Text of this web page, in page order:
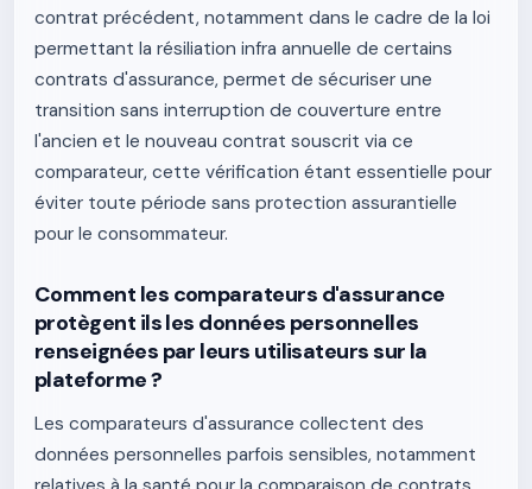
contrat précédent, notamment dans le cadre de la loi
permettant la résiliation infra annuelle de certains
contrats d'assurance, permet de sécuriser une
transition sans interruption de couverture entre
l'ancien et le nouveau contrat souscrit via ce
comparateur, cette vérification étant essentielle pour
éviter toute période sans protection assurantielle
pour le consommateur.
Comment les comparateurs d'assurance
protègent ils les données personnelles
renseignées par leurs utilisateurs sur la
plateforme ?
Les comparateurs d'assurance collectent des
données personnelles parfois sensibles, notamment